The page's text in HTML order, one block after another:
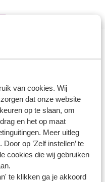
van cookies. Wij
dat onze website
op te slaan, om
en het op maat
Meer uitleg
. Door op ’Zelf instellen’ te
cookies die wij gebruiken
te klikken ga je akkoord